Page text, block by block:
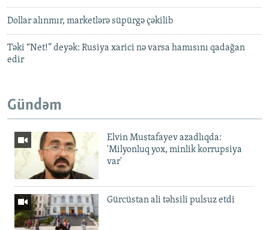
Dollar alınmır, marketlərə süpürgə çəkilib
Təki “Net!” deyək: Rusiya xarici nə varsa hamısını qadağan
edir
Gündəm
Elvin Mustafayev azadlıqda:
'Milyonluq yox, minlik korrupsiya
var'
Gürcüstan ali təhsili pulsuz etdi